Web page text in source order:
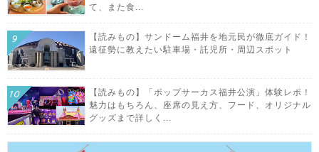
て、また食...
【読みもの】サンドーム福井を地元民が徹底ガイド！
遠征勢に教えたい駐車場・託児所・周辺スポット
【読みもの】「ポップサーカス福井公演」体験レポ！
魅力はもちろん、座席の見え方、フード、オリジナル
グッズまで詳しく...